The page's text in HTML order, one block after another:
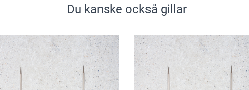
Du kanske också gillar